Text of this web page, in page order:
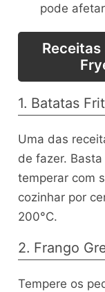
pode
Receitas
1. Batatas
Uma das
de fazer.
temperar com
cozinhar por
200°C.
2. Frango
Tempere os